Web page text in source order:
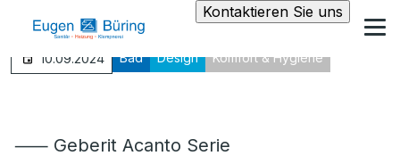
Kontaktieren Sie uns
10.09.2024 Bad Design Komfort & Hygiene
⸺ Geberit Acanto Serie